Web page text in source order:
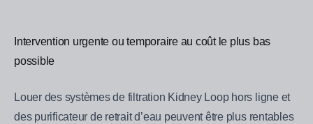
Intervention urgente ou temporaire au coût le plus bas
possible
Louer des systèmes de filtration Kidney Loop hors ligne et
des purificateur de retrait d’eau peuvent être plus rentables